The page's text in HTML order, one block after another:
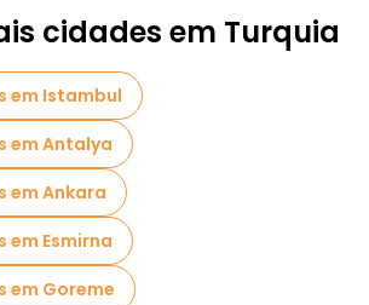
em Mugla
cidades em Turquia
em Istambul
em Antalya
em Ankara
Esmirna
em Goreme